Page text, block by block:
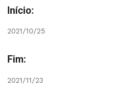
Início:
2021/10/25
Fim:
2021/11/23